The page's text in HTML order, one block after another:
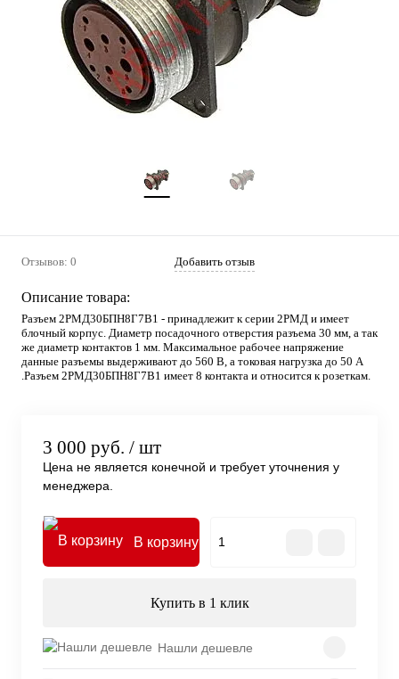
Отзывов: 0 Добавить отзыв
Описание товара:
Разъем 2РМД30БПН8Г7В1 - принадлежит к серии 2РМД и имеет
блочный корпус. Диаметр посадочного отверстия разъема 30 мм, а так
же диаметр контактов 1 мм. Максимальное рабочее напряжение
данные разъемы выдерживают до 560 В, а токовая нагрузка до 50 А
.Разъем 2РМД30БПН8Г7В1 имеет 8 контакта и относится к розеткам.
3 000 руб. / шт
Цена не является конечной и требует уточнения у
менеджера.
В корзину
Купить в 1 клик
Нашли дешевле